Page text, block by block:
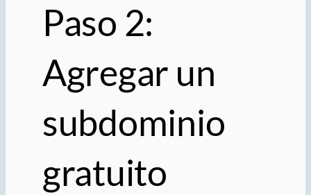
Paso 2:
Agregar un
subdominio
gratuito